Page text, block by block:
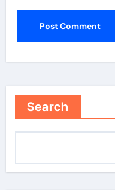
Search